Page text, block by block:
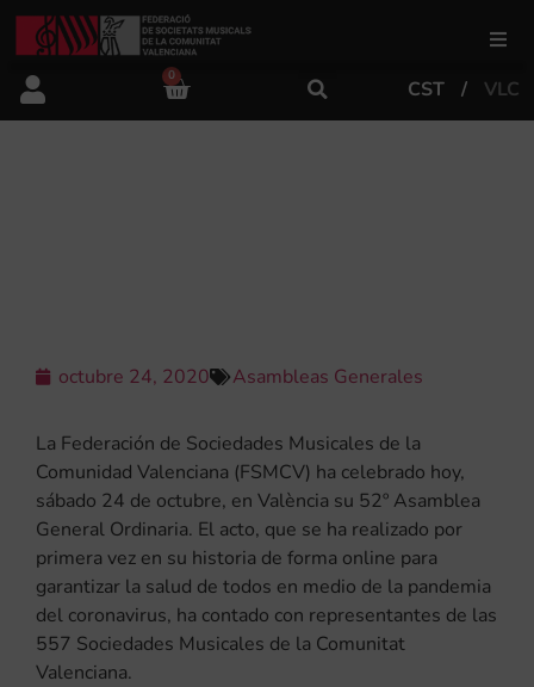
FSMCV
Tienda
0
CST VLC
octubre 24, 2020 Asambleas Generales
La Federación de Sociedades Musicales de la
Comunidad Valenciana (FSMCV) ha celebrado hoy,
sábado 24 de octubre, en València su 52º Asamblea
General Ordinaria. El acto, que se ha realizado por
primera vez en su historia de forma online para
garantizar la salud de todos en medio de la pandemia
del coronavirus, ha contado con representantes de las
557 Sociedades Musicales de la Comunitat
Valenciana.